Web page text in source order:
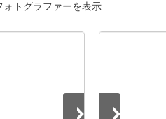
ォトグラファーを表示